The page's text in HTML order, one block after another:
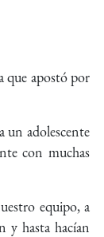
que apostó por
un adolescente
con muchas
equipo, a
y hasta hacían